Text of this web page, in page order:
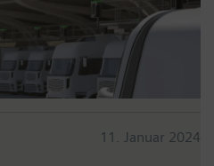
11. Januar 2024